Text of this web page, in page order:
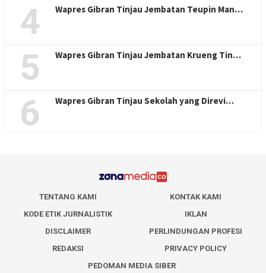
4 Wapres Gibran Tinjau Jembatan Teupin Man…
5 Wapres Gibran Tinjau Jembatan Krueng Tin…
6 Wapres Gibran Tinjau Sekolah yang Direvi…
TENTANG KAMI
KONTAK KAMI
KODE ETIK JURNALISTIK
IKLAN
DISCLAIMER
PERLINDUNGAN PROFESI
REDAKSI
PRIVACY POLICY
PEDOMAN MEDIA SIBER